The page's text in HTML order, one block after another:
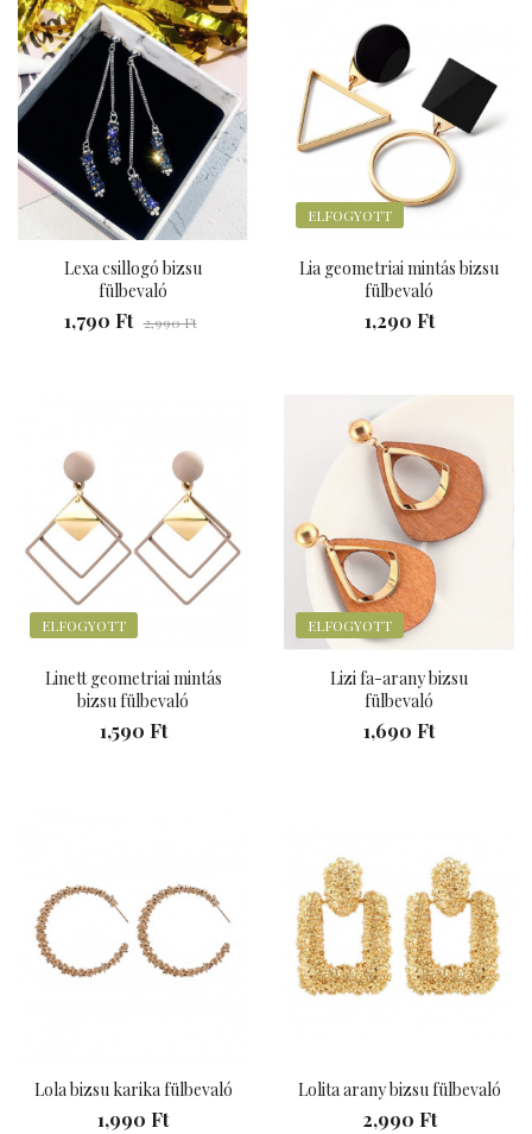
Lexa csillogó bizsu
fülbevaló
1,790 Ft 2,990 Ft
ELFOGYOTT
Lia geometriai mintás bizsu
fülbevaló
1,290 Ft
ELFOGYOTT
Linett geometriai mintás
bizsu fülbevaló
1,590 Ft
ELFOGYOTT
Lizi fa-arany bizsu
fülbevaló
1,690 Ft
Lola bizsu karika fülbevaló
1,990 Ft
Lolita arany bizsu fülbevaló
2,990 Ft